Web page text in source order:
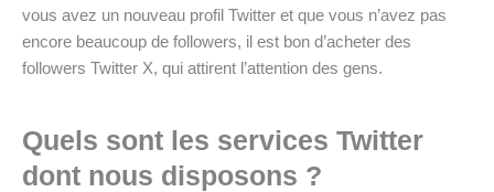
vous avez un nouveau profil Twitter et que vous n’avez pas
encore beaucoup de followers, il est bon d’acheter des
followers Twitter X, qui attirent l’attention des gens.
Quels sont les services Twitter
dont nous disposons ?